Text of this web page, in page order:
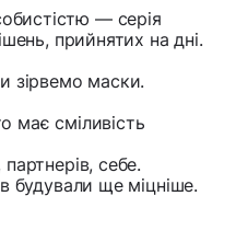
— серія
прийнятих на дні.
зірвемо маски.
має сміливість
себе.
будували ще міцніше.